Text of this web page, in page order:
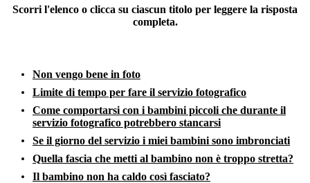
Scorri l'elenco o clicca su ciascun titolo per leggere la risposta
completa.
Non vengo bene in foto
Limite di tempo per fare il servizio fotografico
Come comportarsi con i bambini piccoli che durante il
servizio fotografico potrebbero stancarsi
Se il giorno del servizio i miei bambini sono imbronciati
Quella fascia che metti al bambino non è troppo stretta?
Il bambino non ha caldo così fasciato?